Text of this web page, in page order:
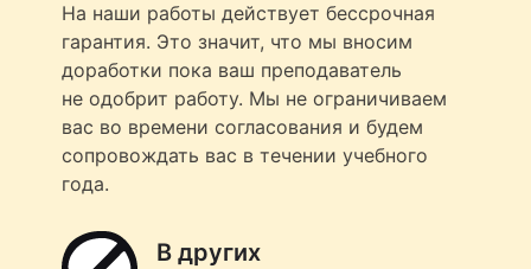
На наши работы действует бессрочная
гарантия. Это значит, что мы вносим
доработки пока ваш преподаватель
не одобрит работу. Мы не ограничиваем
вас во времени согласования и будем
сопровождать вас в течении учебного
года.
В других